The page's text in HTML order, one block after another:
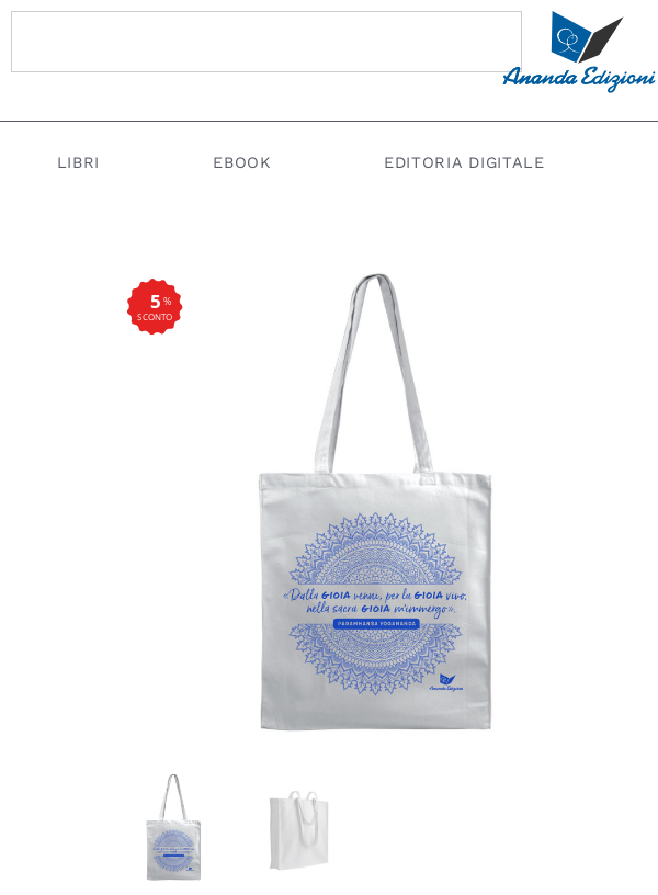
LIBRI EBOOK EDITORIA DIGITALE
%
SCONTO
5